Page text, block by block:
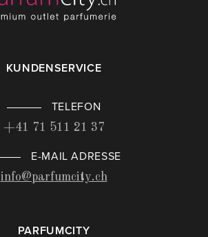
KUNDENSERVICE
TELEFON
+41 71 511 21 37
E-MAIL ADRESSE
info@parfumcity.ch
PARFUMCITY